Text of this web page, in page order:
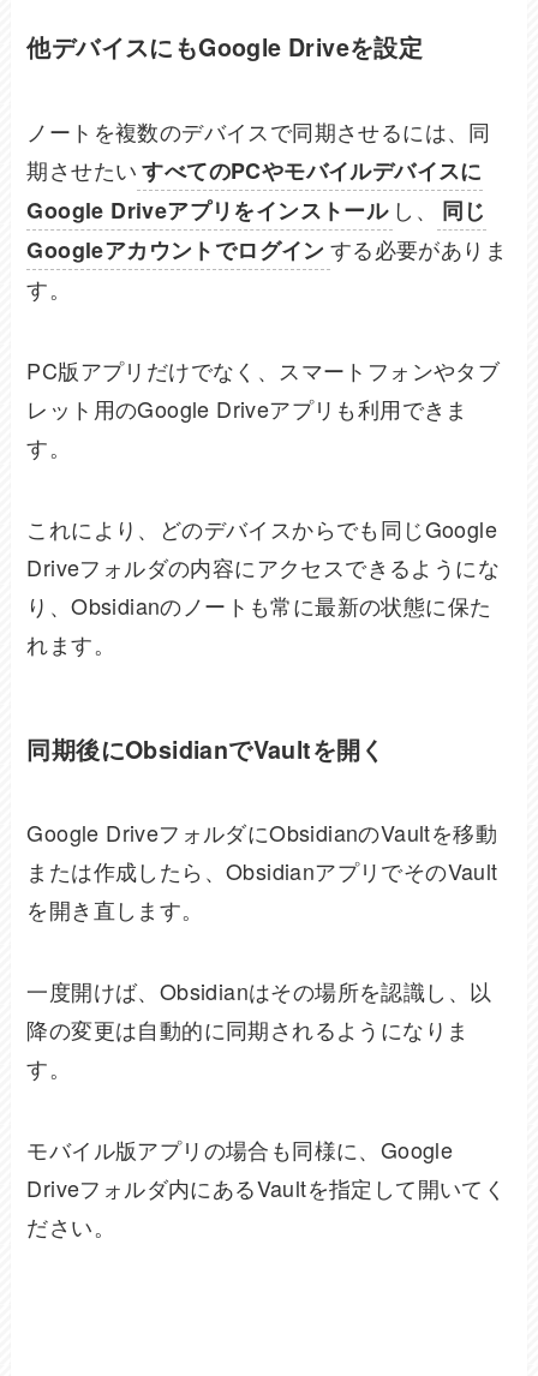
他デバイスにもGoogle Driveを設定
ノートを複数のデバイスで同期させるには、同
期させたい すべてのPCやモバイルデバイスに
Google Driveアプリをインストール し、
同じ
Googleアカウントでログインする必要がありま
す。
PC版アプリだけでなく、スマートフォンやタブ
レット用のGoogle Driveアプリも利用できま
す。
これにより、どのデバイスからでも同じGoogle
Driveフォルダの内容にアクセスできるようにな
り、Obsidianのノートも常に最新の状態に保た
れます。
同期後にObsidianでVaultを開く
Google DriveフォルダにObsidianのVaultを移動
または作成したら、ObsidianアプリでそのVault
を開き直します。
一度開けば、Obsidianはその場所を認識し、以
降の変更は自動的に同期されるようになりま
す。
モバイル版アプリの場合も同様に、Google
Driveフォルダ内にあるVaultを指定して開いてく
ださい。